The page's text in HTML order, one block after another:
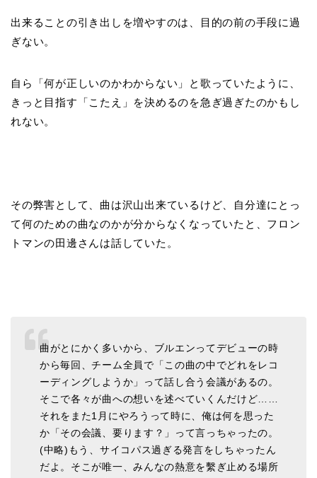
出来ることの引き出しを増やすのは、目的の前の手段に過
ぎない。
自ら「何が正しいのかわからない」と歌っていたように、
きっと目指す「こたえ」を決めるのを急ぎ過ぎたのかもし
れない。
その弊害として、曲は沢山出来ているけど、自分達にとっ
て何のための曲なのかが分からなくなっていたと、フロン
トマンの田邊さんは話していた。
曲がとにかく多いから、ブルエンってデビューの時
から毎回、チーム全員で「この曲の中でどれをレコ
ーディングしようか」って話し合う会議があるの。
そこで各々が曲への想いを述べていくんだけど……
それをまた1月にやろうって時に、俺は何を思った
か「その会議、要ります？」って言っちゃったの。
(中略)もう、サイコパス過ぎる発言をしちゃったん
だよ。そこが唯一、みんなの熱意を繫ぎ止める場所